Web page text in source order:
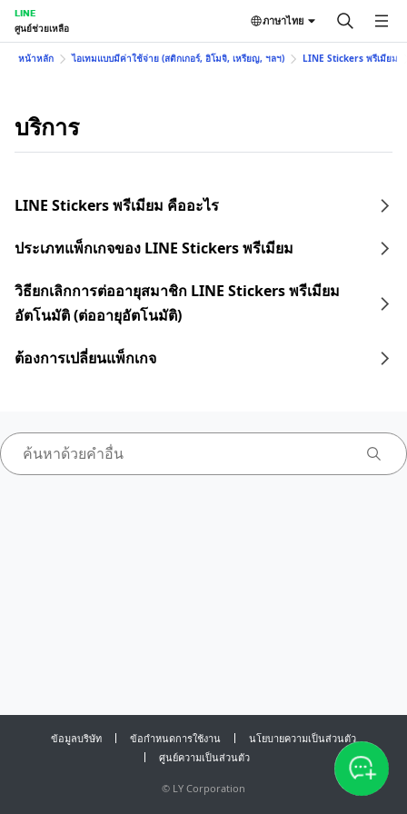
LINE
ศูนย์ช่วยเหลือ
ภาษาไทย
หน้าหลัก ไอเทมแบบมีค่าใช้จ่าย (สติกเกอร์, อิโมจิ, เหรียญ, ฯลฯ) LINE Stickers พรีเมียม
บริการ
LINE Stickers พรีเมียม คืออะไร
ประเภทแพ็กเกจของ LINE Stickers พรีเมียม
วิธียกเลิกการต่ออายุสมาชิก LINE Stickers พรีเมียม
อัตโนมัติ (ต่ออายุอัตโนมัติ)
ต้องการเปลี่ยนแพ็กเกจ
ข้อมูลบริษัท ข้อกำหนดการใช้งาน
นโยบายความเป็นส่วนตัว
ศูนย์ความเป็นส่วนตัว
© LY Corporation